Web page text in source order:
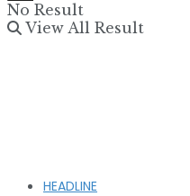
No Result
View All Result
HEADLINE